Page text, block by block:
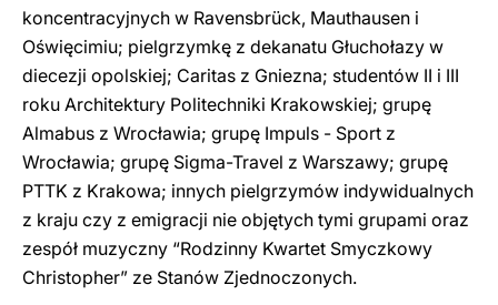
koncentracyjnych w Ravensbrück, Mauthausen i
Oświęcimiu; pielgrzymkę z dekanatu Głuchołazy w
diecezji opolskiej; Caritas z Gniezna; studentów II i III
roku Architektury Politechniki Krakowskiej; grupę
Almabus z Wrocławia; grupę Impuls - Sport z
Wrocławia; grupę Sigma-Travel z Warszawy; grupę
PTTK z Krakowa; innych pielgrzymów indywidualnych
z kraju czy z emigracji nie objętych tymi grupami oraz
zespół muzyczny “Rodzinny Kwartet Smyczkowy
Christopher” ze Stanów Zjednoczonych.